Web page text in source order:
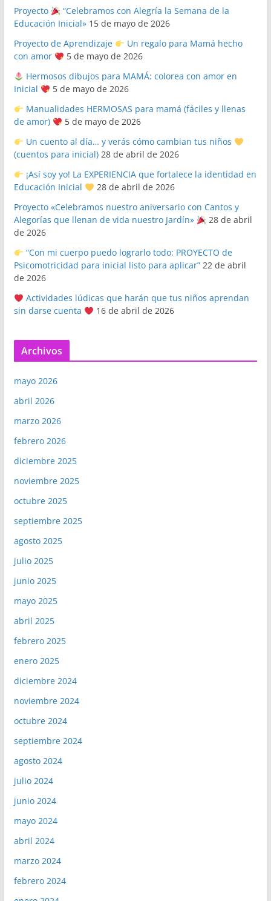
Proyecto
“Celebramos con Alegría la Semana de la
Educación Inicial» 15 de mayo de 2026
Proyecto de Aprendizaje
Un regalo para Mamá hecho
con amor
5 de mayo de 2026
Hermosos dibujos para MAMÁ: colorea con amor en
Inicial
5 de mayo de 2026
Manualidades HERMOSAS para mamá (fáciles y llenas
de amor)
5 de mayo de 2026
Un cuento al día… y verás cómo cambian tus niños
(cuentos para inicial) 28 de abril de 2026
¡Así soy yo! La EXPERIENCIA que fortalece la identidad en
Educación Inicial
28 de abril de 2026
Proyecto «Celebramos nuestro aniversario con Cantos y
Alegorías que llenan de vida nuestro Jardín»
28 de abril
de 2026
“Con mi cuerpo puedo lograrlo todo: PROYECTO de
Psicomotricidad para inicial listo para aplicar” 22 de abril
de 2026
Actividades lúdicas que harán que tus niños aprendan
sin darse cuenta
16 de abril de 2026
Archivos
mayo 2026
abril 2026
marzo 2026
febrero 2026
diciembre 2025
noviembre 2025
octubre 2025
septiembre 2025
agosto 2025
julio 2025
junio 2025
mayo 2025
abril 2025
febrero 2025
enero 2025
diciembre 2024
noviembre 2024
octubre 2024
septiembre 2024
agosto 2024
julio 2024
junio 2024
mayo 2024
abril 2024
marzo 2024
febrero 2024